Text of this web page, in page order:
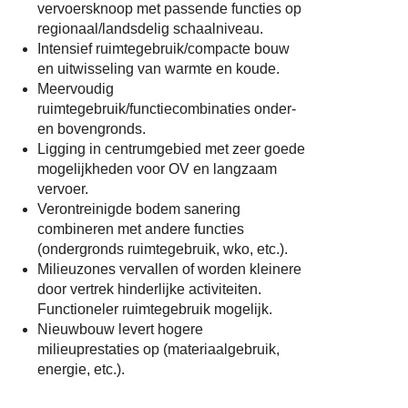
vervoersknoop met passende functies op
regionaal/landsdelig schaalniveau.
Intensief ruimtegebruik/compacte bouw
en uitwisseling van warmte en koude.
Meervoudig
ruimtegebruik/functiecombinaties onder-
en bovengronds.
Ligging in centrumgebied met zeer goede
mogelijkheden voor OV en langzaam
vervoer.
Verontreinigde bodem sanering
combineren met andere functies
(ondergronds ruimtegebruik, wko, etc.).
Milieuzones vervallen of worden kleinere
door vertrek hinderlijke activiteiten.
Functioneler ruimtegebruik mogelijk.
Nieuwbouw levert hogere
milieuprestaties op (materiaalgebruik,
energie, etc.).